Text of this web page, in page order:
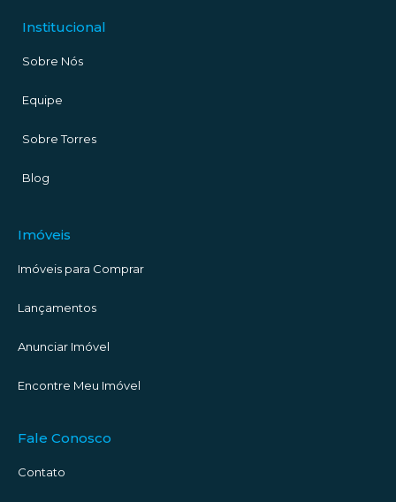
Institucional
Sobre Nós
Equipe
Sobre Torres
Blog
Imóveis
Imóveis para Comprar
Lançamentos
Anunciar Imóvel
Encontre Meu Imóvel
Fale Conosco
Contato